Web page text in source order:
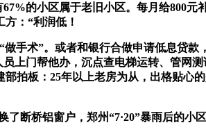
的小区属于老旧小区。每月给800元
：“利润低！
手术”。或者和银行合做申请低息贷款
上门帮他办，沉点查电梯运转、管网测
拍板：25年以上老房为从，出格贴心
断桥铝窗户，郑州“7·20”暴雨后的小